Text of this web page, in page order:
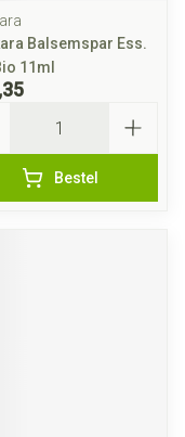
Balsemspar Ess.
11ml
Bestel